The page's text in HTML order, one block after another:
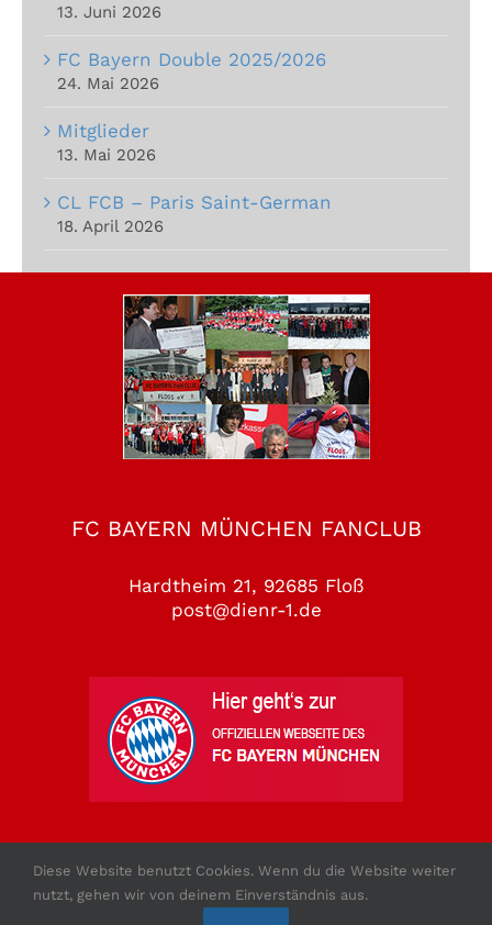
13. Juni 2026
FC Bayern Double 2025/2026
24. Mai 2026
Mitglieder
13. Mai 2026
CL FCB – Paris Saint-German
18. April 2026
FC BAYERN MÜNCHEN FANCLUB
Hardtheim 21, 92685 Floß
post@dienr-1.de
Copyright 2010 - 2026 - FCB Fanclub Floss e.V.
Diese Website benutzt Cookies. Wenn du die Website weiter
nutzt, gehen wir von deinem Einverständnis aus.